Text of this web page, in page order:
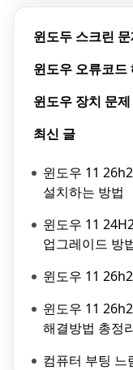
윈도두 스크린
윈도우 오류코드
윈도우 장치 문
최신 글
윈도우 11
설치하는 방법
윈도우 11
업그레이드 방
윈도우 11
윈도우 11
해결방법 총정
컴퓨터 부팅 느